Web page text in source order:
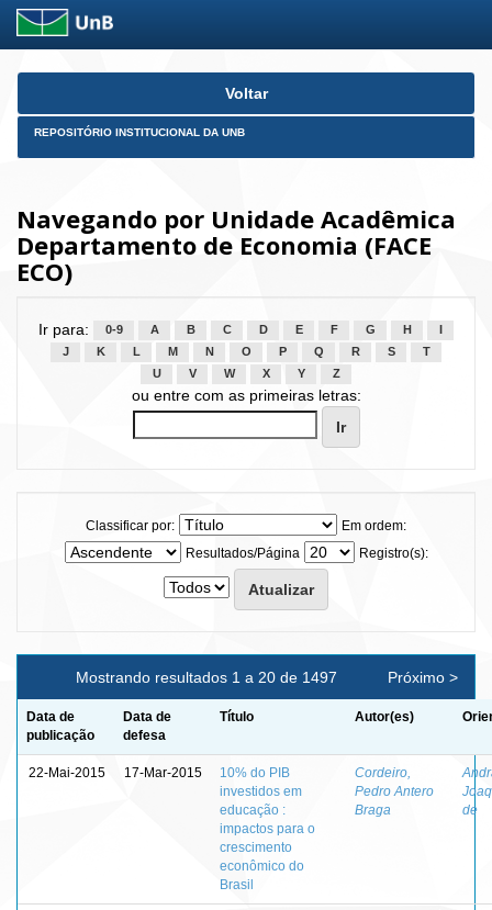
Skip
Voltar
REPOSITÓRIO INSTITUCIONAL DA UNB
Navegando por Unidade Acadêmica
Departamento de Economia (FACE
ECO)
Ir para: 0-9 A B C D E F G H
J
K L M N O P Q R S
T
U
V W X Y Z
ou entre com as primeiras letras:
Classificar por:
Em ordem:
Resultados/Página
Registro(s):
Mostrando resultados 1 a 20 de 1497 Próximo >
Data de
publicação
Data de
defesa
Título Autor(es)
22-Mai-2015 17-Mar-2015
10% do PIB
investidos em
educação :
impactos para o
crescimento
econômico do
Brasil
Cordeiro,
Pedro Antero
Braga
de